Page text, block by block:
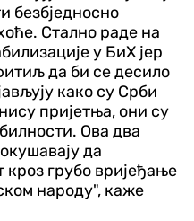
безбједносно
Стално раде на
у БиХ јер
да би се десило
како су Срби
пријетња, они су
Ова два
да
грубо вријеђање
народу", каже